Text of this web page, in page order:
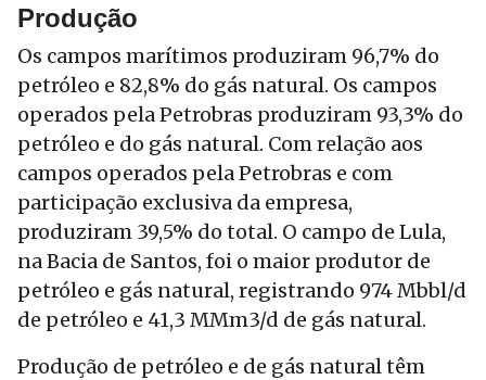
Produção
Os campos marítimos produziram 96,7% do
petróleo e 82,8% do gás natural. Os campos
operados pela Petrobras produziram 93,3% do
petróleo e do gás natural. Com relação aos
campos operados pela Petrobras e com
participação exclusiva da empresa,
produziram 39,5% do total. O campo de Lula,
na Bacia de Santos, foi o maior produtor de
petróleo e gás natural, registrando 974 Mbbl/d
de petróleo e 41,3 MMm3/d de gás natural.
Produção de petróleo e de gás natural têm